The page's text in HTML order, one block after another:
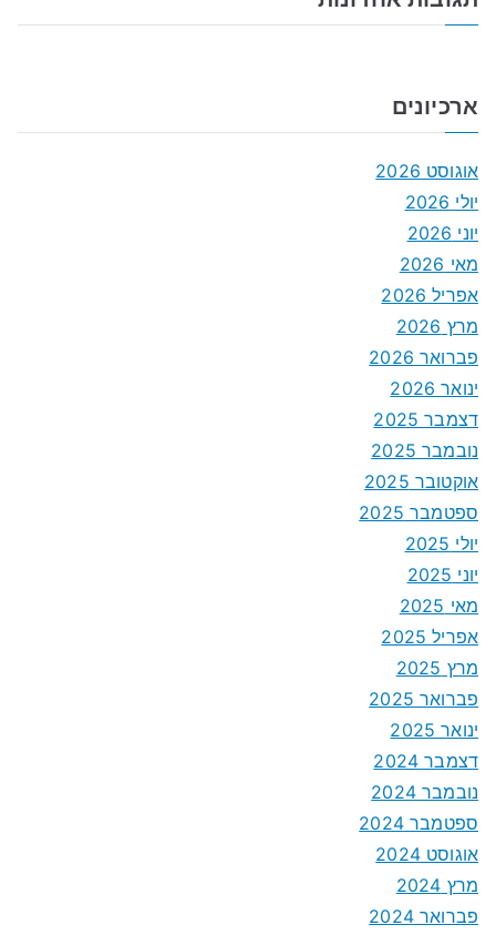
ארכיונים
אוגוסט 2026
יולי 2026
יוני 2026
מאי 2026
אפריל 2026
מרץ 2026
פברואר 2026
ינואר 2026
דצמבר 2025
נובמבר 2025
אוקטובר 2025
ספטמבר 2025
יולי 2025
יוני 2025
מאי 2025
אפריל 2025
מרץ 2025
פברואר 2025
ינואר 2025
דצמבר 2024
נובמבר 2024
ספטמבר 2024
אוגוסט 2024
מרץ 2024
פברואר 2024